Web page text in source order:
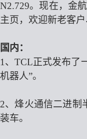
N2.729。现在，金
主页，欢迎新老客
国内：
1、TCL正式发布了
机器人”。
2、烽火通信二进制
装车。